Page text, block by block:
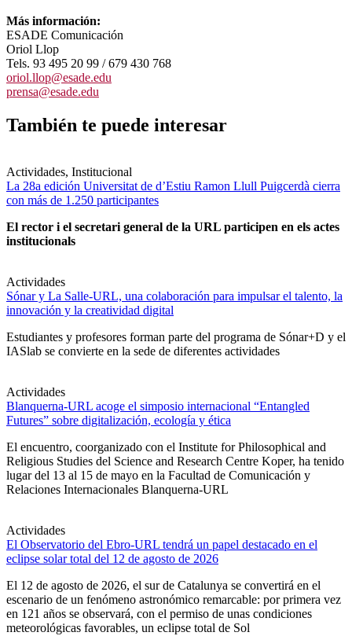
Más información:
ESADE Comunicación
Oriol Llop
Tels. 93 495 20 99 / 679 430 768
oriol.llop@esade.edu
prensa@esade.edu
También te puede interesar
Actividades, Institucional
La 28a edición Universitat de d’Estiu Ramon Llull Puigcerdà cierra
con más de 1.250 participantes
El rector i el secretari general de la URL participen en els actes
institucionals
Actividades
Sónar y La Salle-URL, una colaboración para impulsar el talento, la
innovación y la creatividad digital
Estudiantes y profesores forman parte del programa de Sónar+D y el
IASlab se convierte en la sede de diferentes actividades
Actividades
Blanquerna-URL acoge el simposio internacional “Entangled
Futures” sobre digitalización, ecología y ética
El encuentro, coorganizado con el Institute for Philosophical and
Religious Studies del Science and Research Centre Koper, ha tenido
lugar del 13 al 15 de mayo en la Facultad de Comunicación y
Relaciones Internacionales Blanquerna-URL
Actividades
El Observatorio del Ebro-URL tendrá un papel destacado en el
eclipse solar total del 12 de agosto de 2026
El 12 de agosto de 2026, el sur de Catalunya se convertirá en el
escenario de un fenómeno astronómico remarcable: por primera vez
en 121 años se observará, con el permiso de unas condiciones
meteorológicas favorables, un eclipse total de Sol